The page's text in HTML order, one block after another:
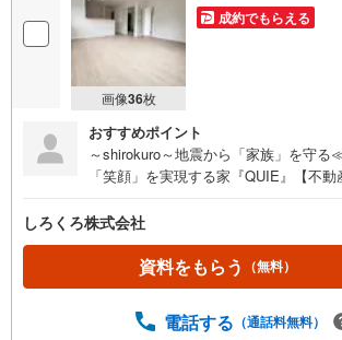
画像36枚
成約でもらえる
おすすめポイント
～shirokuro～地震から「家族」を守
「笑顔」を実現する家『QUIE』【不
様のご都合に合わせて24時間365日サポ
震の揺れを吸収する家【QUIE】住宅性
3級』取得あなたの家族の「安全」と
築建売住宅 大分市浜町東第2【4LDK
ンに不安のある方、他社で断られた方
しろくろ株式会社
資料をもらう （無料）
電話する （通話料無料）